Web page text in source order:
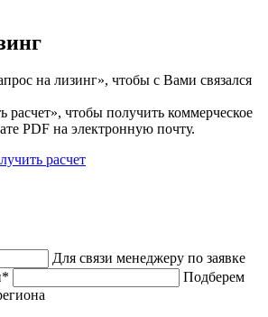
на лизинг», чтобы с Вами связался
расчет», чтобы получить коммерческое
PDF на электронную почту.
расчет
Для связи менеджеру по заявке
*
Подберем